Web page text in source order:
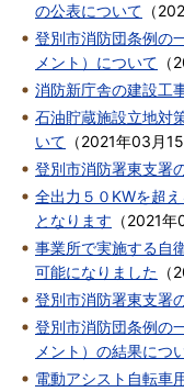
の公表について （
登別市消防団条例の
メント）について （
消防新庁舎の建設工
石油貯蔵施設立地対
いて （2021年03月
登別市消防署東支署
全出力５０KWを超
となります （2021年
事業所で実施する自
可能になりました （
登別市消防署東支署
登別市消防団条例の
メント）の結果につ
電動アシスト自転車